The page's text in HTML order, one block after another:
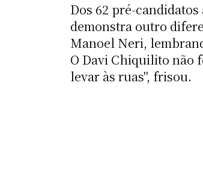
Dos 62 pré-
demonstra outro
Manoel Neri,
O Davi Chiquilito não
levar às ruas", frisou.